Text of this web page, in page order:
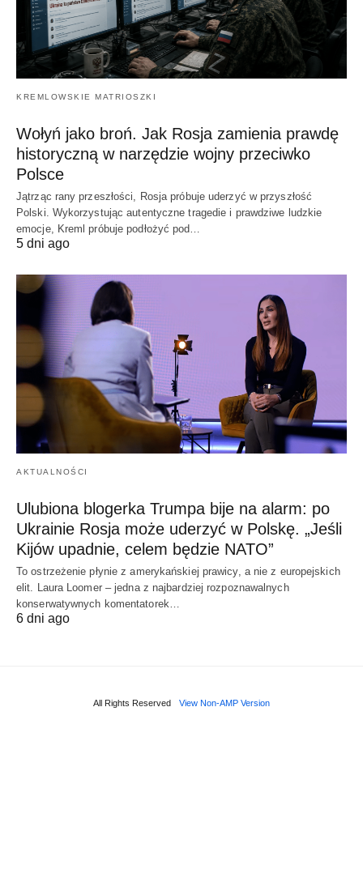
KREMLOWSKIE MATRIOSZKI
Wołyń jako broń. Jak Rosja zamienia prawdę
historyczną w narzędzie wojny przeciwko
Polsce
Jątrząc rany przeszłości, Rosja próbuje uderzyć w przyszłość
Polski. Wykorzystując autentyczne tragedie i prawdziwe ludzkie
emocje, Kreml próbuje podłożyć pod…
5 dni ago
AKTUALNOŚCI
Ulubiona blogerka Trumpa bije na alarm: po
Ukrainie Rosja może uderzyć w Polskę. „Jeśli
Kijów upadnie, celem będzie NATO”
To ostrzeżenie płynie z amerykańskiej prawicy, a nie z europejskich
elit. Laura Loomer – jedna z najbardziej rozpoznawalnych
konserwatywnych komentatorek…
6 dni ago
All Rights Reserved View Non-AMP Version